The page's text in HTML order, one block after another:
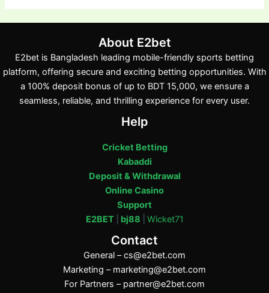
About E2bet
E2bet is Bangladesh leading mobile-friendly sports betting
platform, offering secure and exciting betting opportunities. With
a 100% deposit bonus of up to BDT 15,000, we ensure a
seamless, reliable, and thrilling experience for every user.
Help
Cricket Betting
Kabaddi
Deposit & Withdrawal
Online Casino
Support
E2BET| bj88 Wicket71
Contact
General –cs@e2bet.com
Marketing – marketing@e2bet.com
For Partners – partner@e2bet.com